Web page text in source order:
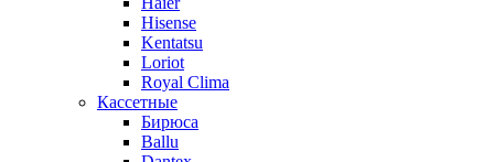
Hisense
Kentatsu
Loriot
Royal Clima
Кассетные
Бирюса
Ballu